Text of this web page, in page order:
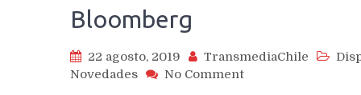
Bloomberg
22 agosto, 2019 TransmediaChile
Novedades
No Commenton